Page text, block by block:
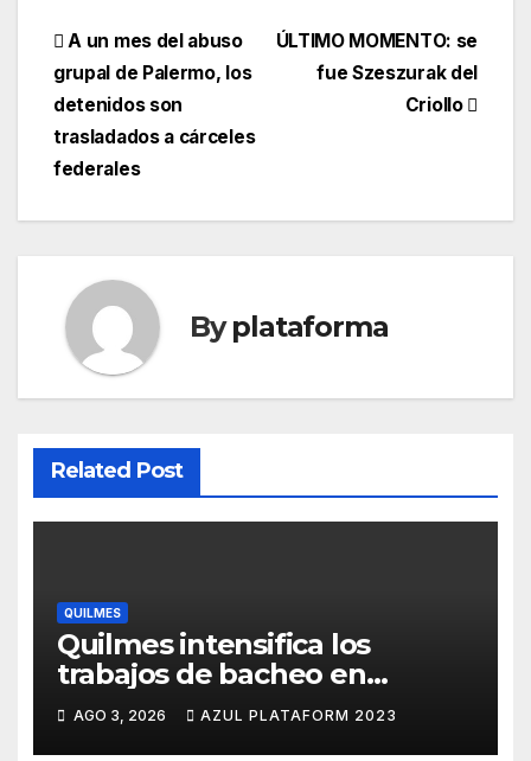
ÚLTIMO MOMENTO: se
fue Szeszurak del
Criollo
A un mes del abuso
grupal de Palermo, los
detenidos son
trasladados a cárceles
federales
Byplataforma
Related Post
QUILMES
Quilmes intensifica los
trabajos de bacheo en
distintos barrios
AGO 3, 2026 AZUL PLATAFORM 2023